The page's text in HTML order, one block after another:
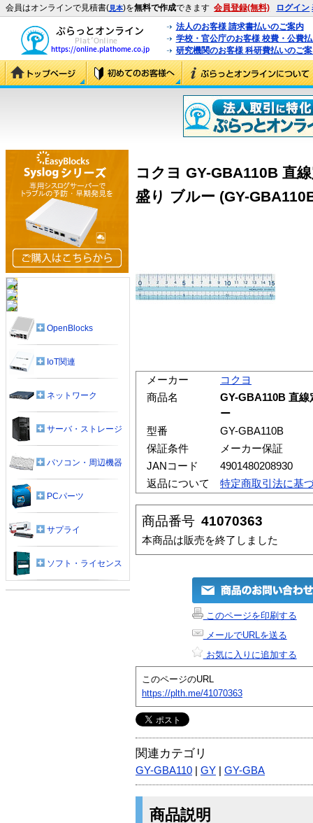
会員はオンラインで見積書(見本)を無料で作成できます 会員登録(無料) ログイン
法人のお客様 請求書払いのご案内
学校・官公庁のお客様 校費・公費
研究機関のお客様 科研費払いのご
コクヨ GY-GBA110B 直
盛り ブルー (GY-
メーカー
コクヨ
商品名
GY-GBA110B 直
ー
型番
GY-GBA110B
保証条件
メーカー保証
JANコード
4901480208930
返品について
特定商取引法に基
商品番号 41070363
本商品は販売を終了しました
このページを印刷する
メールでURLを送る
お気に入りに追加する
このページのURL
https://plth.me/41070363
関連カテゴリ
GY-GBA110 GY GY-GBA
商品説明
OpenBlocks
IoT関連
ネットワーク
サーバ・ストレージ
パソコン・周辺機器
PCパーツ
サプライ
ソフト・ライセンス